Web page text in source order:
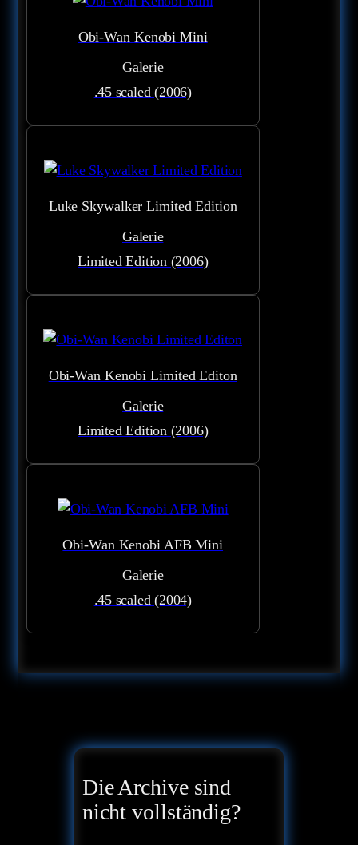
Obi-Wan Kenobi Mini
Galerie
.45 scaled (2006)
Luke Skywalker Limited Edition
Galerie
Limited Edition (2006)
Obi-Wan Kenobi Limited Editon
Galerie
Limited Edition (2006)
Obi-Wan Kenobi AFB Mini
Galerie
.45 scaled (2004)
Die Archive sind
nicht vollständig?